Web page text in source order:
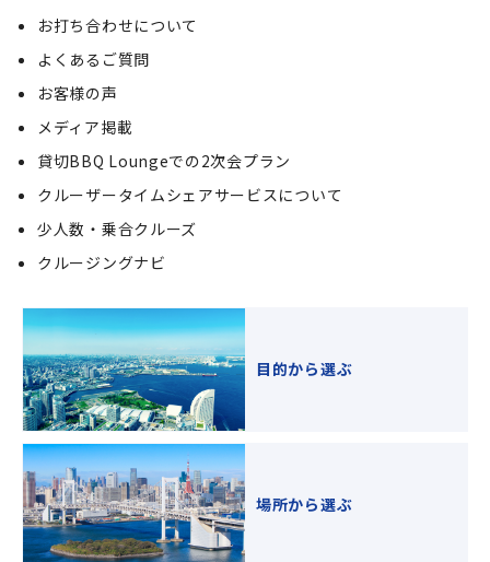
お打ち合わせについて
よくあるご質問
お客様の声
メディア掲載
貸切BBQ Loungeでの2次会プラン
クルーザータイムシェアサービスについて
少人数・乗合クルーズ
クルージングナビ
目的から選ぶ
場所から選ぶ